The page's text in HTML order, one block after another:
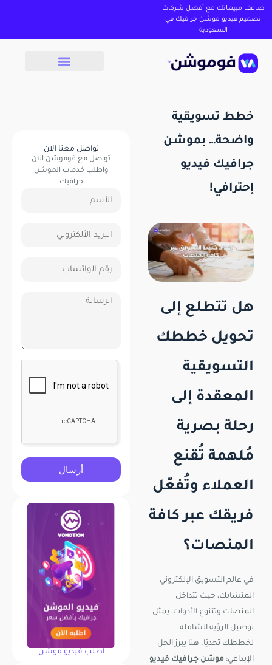
ضاعف مبيعاتك مع أفضل شركات
تصميم فيديو موشن جرافيك في
السعودية
خطط تسويقية
واضحة… بموشن
جرافيك فيديو
إحترافي!
هل تتطلع إلى
تحويل خططك
التسويقية
المعقدة إلى
رحلة بصرية
مُلهمة تُقنع
العملاء وتُفعّل
فريقك عبر كافة
المنصات؟
في عالم التسويق الإلكتروني
المتشابك، حيث تتداخل
المنصات وتتنوع الأدوات، يمثل
توصيل الرؤية الشاملة
لخططك تحديًا. هنا يبرز الحل
الإبداعي: موشن جرافيك فيديو
تواصل معنا الان
تواصل مع فوموشن الان
واطلب خدمات الموشن
جرافيك
أرسال
اطلب فيديو موشن